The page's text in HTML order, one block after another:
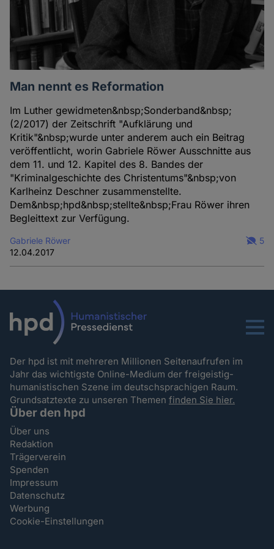
Man nennt es Reformation
Im Luther gewidmeten&nbsp;Sonderband&nbsp;
(2/2017) der Zeitschrift "Aufklärung und
Kritik"&nbsp;wurde unter anderem auch ein Beitrag
veröffentlicht, worin Gabriele Röwer Ausschnitte aus
dem 11. und 12. Kapitel des 8. Bandes der
"Kriminalgeschichte des Christentums"&nbsp;von
Karlheinz Deschner zusammenstellte.
Dem&nbsp;hpd&nbsp;stellte&nbsp;Frau Röwer ihren
Begleittext zur Verfügung.
Gabriele Röwer
12.04.2017
5
Menu
Der hpd ist mit mehreren Millionen Seitenaufrufen im
Jahr das wichtigste Online-Medium der freigeistig-
humanistischen Szene im deutschsprachigen Raum.
Grundsatztexte zu unseren Themenfinden Sie hier.
Über den hpd
Über uns
Redaktion
Trägerverein
Spenden
Impressum
Datenschutz
Werbung
Cookie-Einstellungen